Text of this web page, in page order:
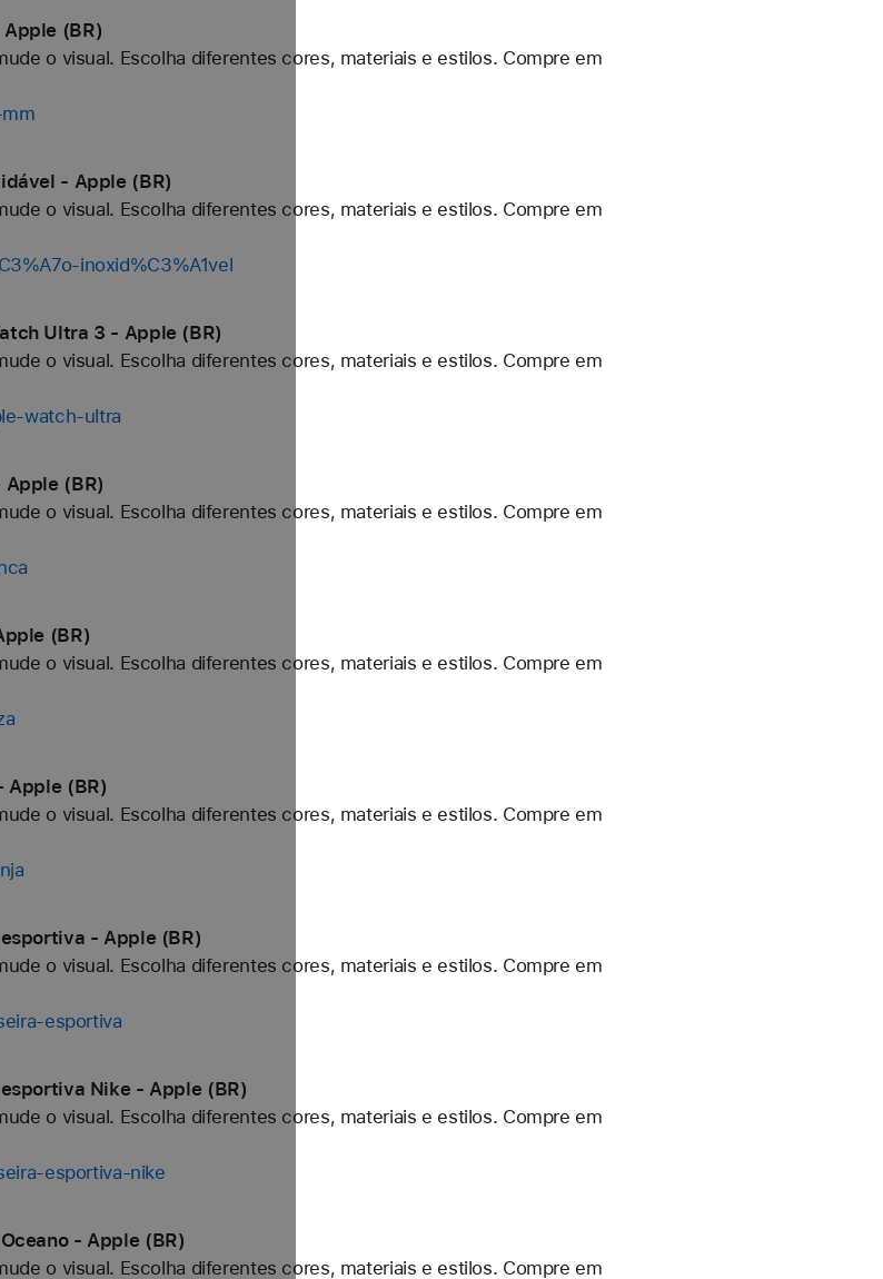
(BR)
o visual. Escolha diferentes cores, materiais e estilos. Compre em
- Apple (BR)
o visual. Escolha diferentes cores, materiais e estilos. Compre em
inoxid%C3%A1vel
Ultra 3 - Apple (BR)
o visual. Escolha diferentes cores, materiais e estilos. Compre em
watch-ultra
(BR)
o visual. Escolha diferentes cores, materiais e estilos. Compre em
(BR)
o visual. Escolha diferentes cores, materiais e estilos. Compre em
Apple (BR)
o visual. Escolha diferentes cores, materiais e estilos. Compre em
- Apple (BR)
o visual. Escolha diferentes cores, materiais e estilos. Compre em
esportiva
Nike - Apple (BR)
o visual. Escolha diferentes cores, materiais e estilos. Compre em
esportiva-nike
- Apple (BR)
o visual. Escolha diferentes cores, materiais e estilos. Compre em